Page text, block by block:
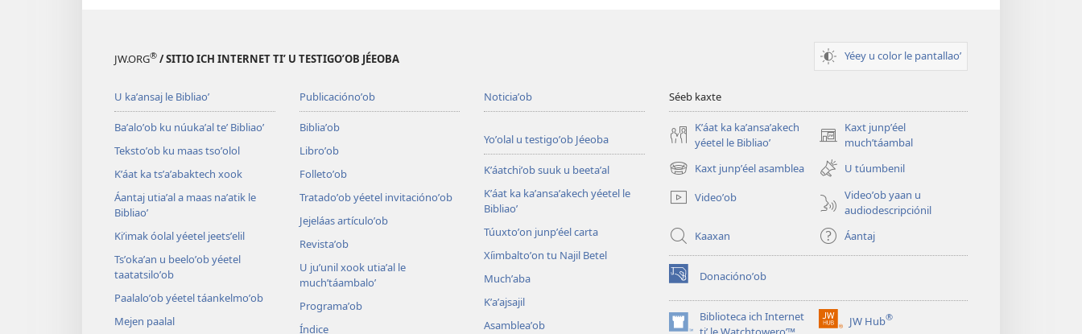
JW.ORG® / SITIO ICH INTERNET TIʼ U TESTIGOʼOB JÉEOBA Yéey u color le pantallaoʼ
U kaʼansaj le Bibliaoʼ
Baʼaloʼob ku núukaʼal teʼ Bibliaoʼ
Tekstoʼob ku maas tsoʼolol
Kʼáat ka tsʼaʼabaktech xook
Áantaj utiaʼal a maas naʼatik le
Bibliaoʼ
Kiʼimak óolal yéetel jeetsʼelil
Tsʼokaʼan u beeloʼob yéetel
taatatsiloʼob
Paalaloʼob yéetel táankelmoʼob
Mejen paalal
Publicaciónoʼob
Bibliaʼob
Libroʼob
Folletoʼob
Tratadoʼob yéetel invitaciónoʼob
Jejeláas artículoʼob
Revistaʼob
U juʼunil xook utiaʼal le
muchʼtáambaloʼ
Programaʼob
Índice
Noticiaʼob
Yoʼolal u testigoʼob Jéeoba
Kʼáatchiʼob suuk u beetaʼal
Kʼáat ka kaʼansaʼakech yéetel le
Bibliaoʼ
Túuxtoʼon junpʼéel carta
Xíimbaltoʼon tu Najil Betel
Muchʼaba
Kʼaʼajsajil
Asambleaʼob
Séeb kaxte
Kʼáat ka kaʼansaʼakech
yéetel le Bibliaoʼ
Kaxt junpʼéel
muchʼtáambal
(opens
new
window)
Kaxt junpʼéel asamblea
(opens
new
window)
U túumbenil
Videoʼob
Videoʼob yaan u
audiodescripciónil
Kaaxan
Áantaj
Donaciónoʼob
(opens
new
window)Biblioteca ich Internet
JW Hub®
(opens